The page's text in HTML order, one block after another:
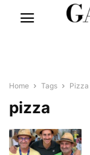
Home Tags Pizza
pizza